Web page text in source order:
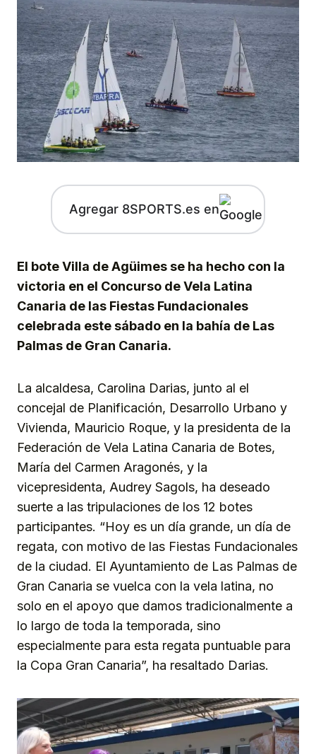
Agregar 8SPORTS.es en
El bote Villa de Agüimes se ha hecho con la
victoria en el Concurso de Vela Latina
Canaria de las Fiestas Fundacionales
celebrada este sábado en la bahía de Las
Palmas de Gran Canaria.
La alcaldesa, Carolina Darias, junto al el
concejal de Planificación, Desarrollo Urbano y
Vivienda, Mauricio Roque, y la presidenta de la
Federación de Vela Latina Canaria de Botes,
María del Carmen Aragonés, y la
vicepresidenta, Audrey Sagols, ha deseado
suerte a las tripulaciones de los 12 botes
participantes. “Hoy es un día grande, un día de
regata, con motivo de las Fiestas Fundacionales
de la ciudad. El Ayuntamiento de Las Palmas de
Gran Canaria se vuelca con la vela latina, no
solo en el apoyo que damos tradicionalmente a
lo largo de toda la temporada, sino
especialmente para esta regata puntuable para
la Copa Gran Canaria”, ha resaltado Darias.